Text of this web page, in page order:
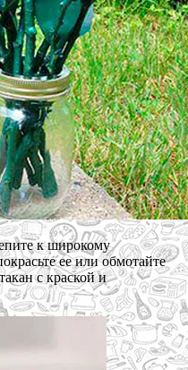
к широкому
ее или обмотайте
с краской и